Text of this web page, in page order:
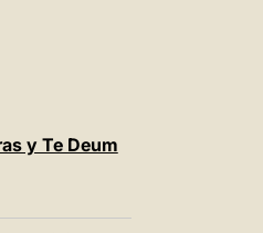
文
y Te Deum